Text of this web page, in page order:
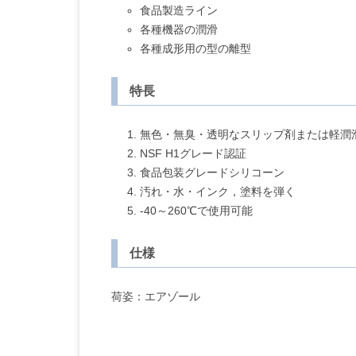
食品製造ライン
各種機器の潤滑
各種成形用の型の離型
特長
無色・無臭・透明なスリップ剤または軽潤
NSF H1グレード認証
食品包装グレードシリコーン
汚れ・水・インク，塗料を弾く
-40～260℃で使用可能
仕様
荷姿：エアゾール